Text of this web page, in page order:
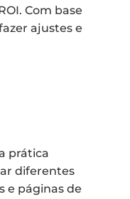
Com base
ajustes e
prática
diferentes
e páginas de